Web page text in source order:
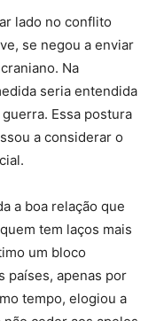
lado no conflito
se negou a enviar
Na
seria entendida
Essa postura
a considerar o
a boa relação que
tem laços mais
um bloco
países, apenas por
tempo, elogiou a